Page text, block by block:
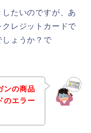
たいのですが、あ
レジットカードで
ょうか？で
ンの商品
のエラー